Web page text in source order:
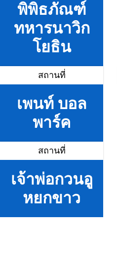
พิพิธภัณฑ์
ทหารนาวิก
โยธิน
สถานที่
เพนท์ บอล
พาร์ค
สถานที่
เจ้าพ่อกวนอู
หยกขาว